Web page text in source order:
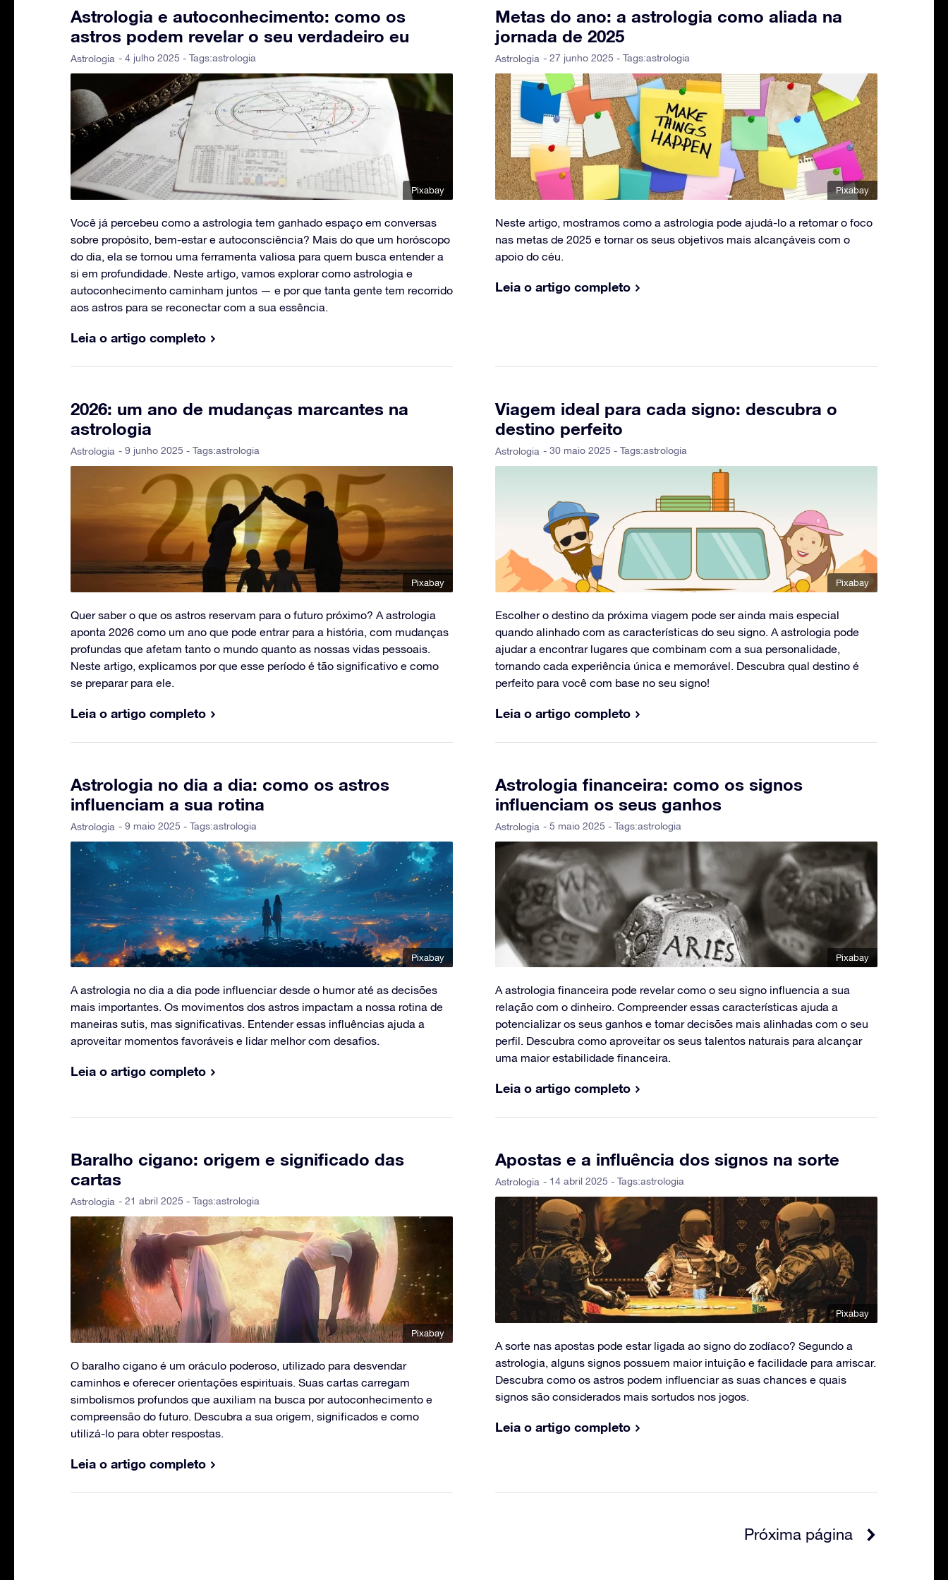
Astrologia e autoconhecimento: como os
astros podem revelar o seu verdadeiro eu
Astrologia - 4 julho 2025 - Tags:astrologia
Pixabay
Você já percebeu como a astrologia tem ganhado espaço em conversas
sobre propósito, bem-estar e autoconsciência? Mais do que um horóscopo
do dia, ela se tornou uma ferramenta valiosa para quem busca entender a
si em profundidade. Neste artigo, vamos explorar como astrologia e
autoconhecimento caminham juntos — e por que tanta gente tem recorrido
aos astros para se reconectar com a sua essência.
Leia o artigo completo
Metas do ano: a astrologia como aliada na
jornada de 2025
Astrologia - 27 junho 2025 - Tags:astrologia
Pixabay
Neste artigo, mostramos como a astrologia pode ajudá-lo a retomar o foco
nas metas de 2025 e tornar os seus objetivos mais alcançáveis com o
apoio do céu.
Leia o artigo completo
2026: um ano de mudanças marcantes na
astrologia
Astrologia - 9 junho 2025 - Tags:astrologia
Pixabay
Quer saber o que os astros reservam para o futuro próximo? A astrologia
aponta 2026 como um ano que pode entrar para a história, com mudanças
profundas que afetam tanto o mundo quanto as nossas vidas pessoais.
Neste artigo, explicamos por que esse período é tão significativo e como
se preparar para ele.
Leia o artigo completo
Viagem ideal para cada signo: descubra o
destino perfeito
Astrologia - 30 maio 2025 - Tags:astrologia
Pixabay
Escolher o destino da próxima viagem pode ser ainda mais especial
quando alinhado com as características do seu signo. A astrologia pode
ajudar a encontrar lugares que combinam com a sua personalidade,
tornando cada experiência única e memorável. Descubra qual destino é
perfeito para você com base no seu signo!
Leia o artigo completo
Astrologia no dia a dia: como os astros
influenciam a sua rotina
Astrologia - 9 maio 2025 - Tags:astrologia
Pixabay
A astrologia no dia a dia pode influenciar desde o humor até as decisões
mais importantes. Os movimentos dos astros impactam a nossa rotina de
maneiras sutis, mas significativas. Entender essas influências ajuda a
aproveitar momentos favoráveis e lidar melhor com desafios.
Leia o artigo completo
Astrologia financeira: como os signos
influenciam os seus ganhos
Astrologia - 5 maio 2025 - Tags:astrologia
Pixabay
A astrologia financeira pode revelar como o seu signo influencia a sua
relação com o dinheiro. Compreender essas características ajuda a
potencializar os seus ganhos e tomar decisões mais alinhadas com o seu
perfil. Descubra como aproveitar os seus talentos naturais para alcançar
uma maior estabilidade financeira.
Leia o artigo completo
Baralho cigano: origem e significado das
cartas
Astrologia - 21 abril 2025 - Tags:astrologia
Pixabay
O baralho cigano é um oráculo poderoso, utilizado para desvendar
caminhos e oferecer orientações espirituais. Suas cartas carregam
simbolismos profundos que auxiliam na busca por autoconhecimento e
compreensão do futuro. Descubra a sua origem, significados e como
utilizá-lo para obter respostas.
Leia o artigo completo
Apostas e a influência dos signos na sorte
Astrologia - 14 abril 2025 - Tags:astrologia
Pixabay
A sorte nas apostas pode estar ligada ao signo do zodíaco? Segundo a
astrologia, alguns signos possuem maior intuição e facilidade para arriscar.
Descubra como os astros podem influenciar as suas chances e quais
signos são considerados mais sortudos nos jogos.
Leia o artigo completo
Próxima página